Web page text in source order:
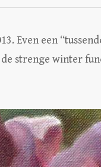
Even een
strenge winter